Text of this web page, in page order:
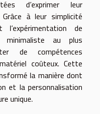
d’exprimer leur
à leur simplicité
l’expérimentation de
au plus
de compétences
coûteux. Cette
la manière dont
et la personnalisation
unique.